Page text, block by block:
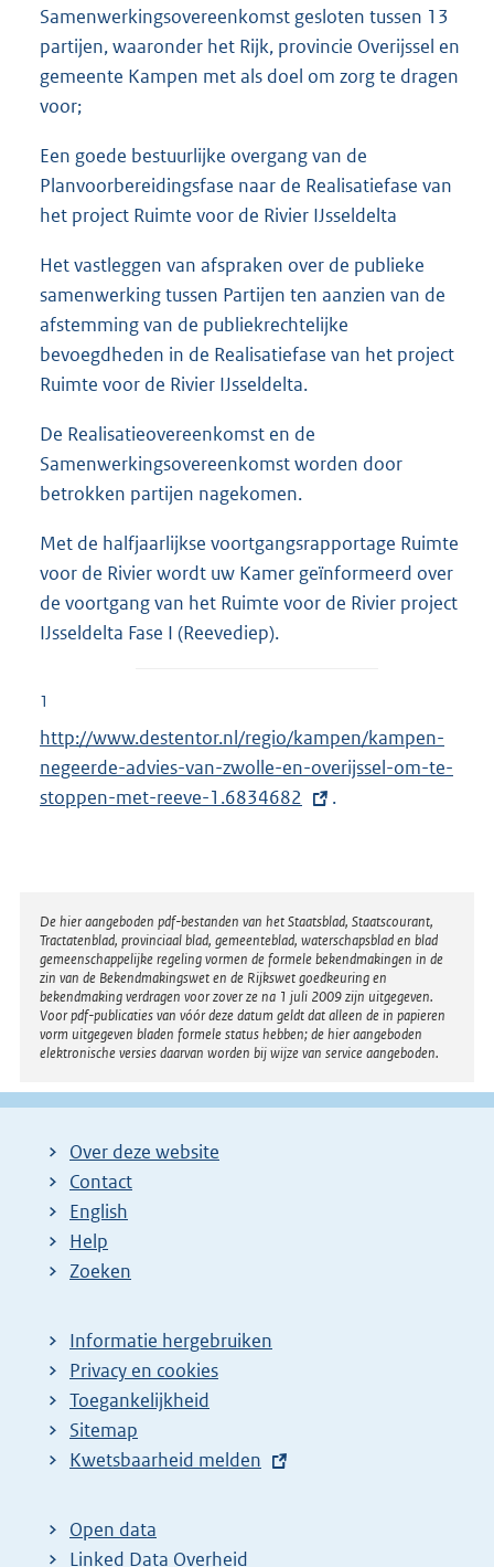
Samenwerkingsovereenkomst gesloten tussen 13
partijen, waaronder het Rijk, provincie Overijssel en
gemeente Kampen met als doel om zorg te dragen
voor;
Een goede bestuurlijke overgang van de
Planvoorbereidingsfase naar de Realisatiefase van
het project Ruimte voor de Rivier IJsseldelta
Het vastleggen van afspraken over de publieke
samenwerking tussen Partijen ten aanzien van de
afstemming van de publiekrechtelijke
bevoegdheden in de Realisatiefase van het project
Ruimte voor de Rivier IJsseldelta.
De Realisatieovereenkomst en de
Samenwerkingsovereenkomst worden door
betrokken partijen nagekomen.
Met de halfjaarlijkse voortgangsrapportage Ruimte
voor de Rivier wordt uw Kamer geïnformeerd over
de voortgang van het Ruimte voor de Rivier project
IJsseldelta Fase I (Reevediep).
1
E
x
t
e
l
i
n
k
:
http://www.destentor.nl/regio/kampen/kampen-
negeerde-advies-van-zwolle-en-overijssel-om-te-
stoppen-met-reeve-1.6834682
.
Disclaimer
De hier aangeboden pdf-bestanden van het Staatsblad, Staatscourant,
Tractatenblad, provinciaal blad, gemeenteblad, waterschapsblad en blad
gemeenschappelijke regeling vormen de formele bekendmakingen in de
zin van de Bekendmakingswet en de Rijkswet goedkeuring en
bekendmaking verdragen voor zover ze na 1 juli 2009 zijn uitgegeven.
Voor pdf-publicaties van vóór deze datum geldt dat alleen de in papieren
vorm uitgegeven bladen formele status hebben; de hier aangeboden
elektronische versies daarvan worden bij wijze van service aangeboden.
Over deze website
Contact
English
Help
Zoeken
Informatie hergebruiken
Privacy en cookies
Toegankelijkheid
Sitemap
E
t
e
Kwetsbaarheid melden
Open data
Linked Data Overheid